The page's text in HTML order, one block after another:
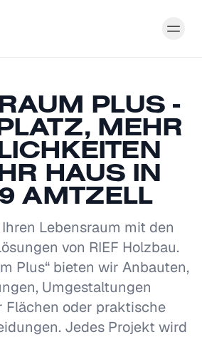
PLUS -
MEHR
HAUS IN
AMTZELL
Lebensraum mit den
von RIEF Holzbau.
Plus“ bieten wir Anbauten,
Umgestaltungen
Flächen oder praktische
Jedes Projekt wird